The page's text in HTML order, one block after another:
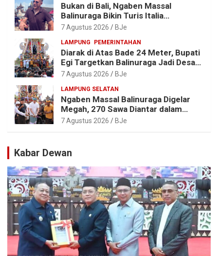
Bukan di Bali, Ngaben Massal
Balinuraga Bikin Turis Italia
Terpukau, Puluhan Ribu Orang Ikut
7 Agustus 2026 BJe
LAMPUNG PEMERINTAHAN
Diarak di Atas Bade 24 Meter, Bupati
Egi Targetkan Balinuraga Jadi Desa
Wisata Budaya 2027
7 Agustus 2026 BJe
LAMPUNG SELATAN
Ngaben Massal Balinuraga Digelar
Megah, 270 Sawa Diantar dalam
Tradisi Suci yang Gerakkan Ekonomi
7 Agustus 2026 BJe
Kabar Dewan